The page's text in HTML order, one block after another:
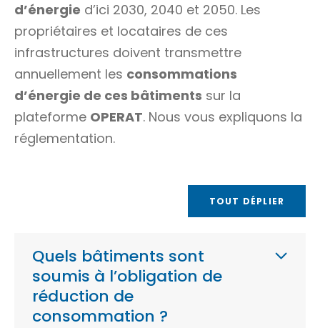
d’énergie d’ici 2030, 2040 et 2050. Les
propriétaires et locataires de ces
infrastructures doivent transmettre
annuellement les consommations
d’énergie de ces bâtiments sur la
plateforme OPERAT. Nous vous expliquons la
réglementation.
TOUT DÉPLIER
Quels bâtiments sont
soumis à l’obligation de
réduction de
consommation ?